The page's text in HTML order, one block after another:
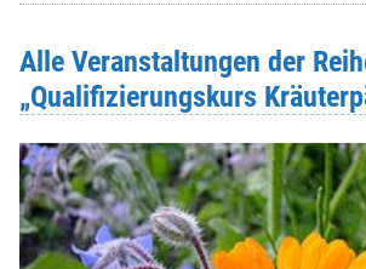
Alle Veranstaltungen der
„Qualifizierungskurs